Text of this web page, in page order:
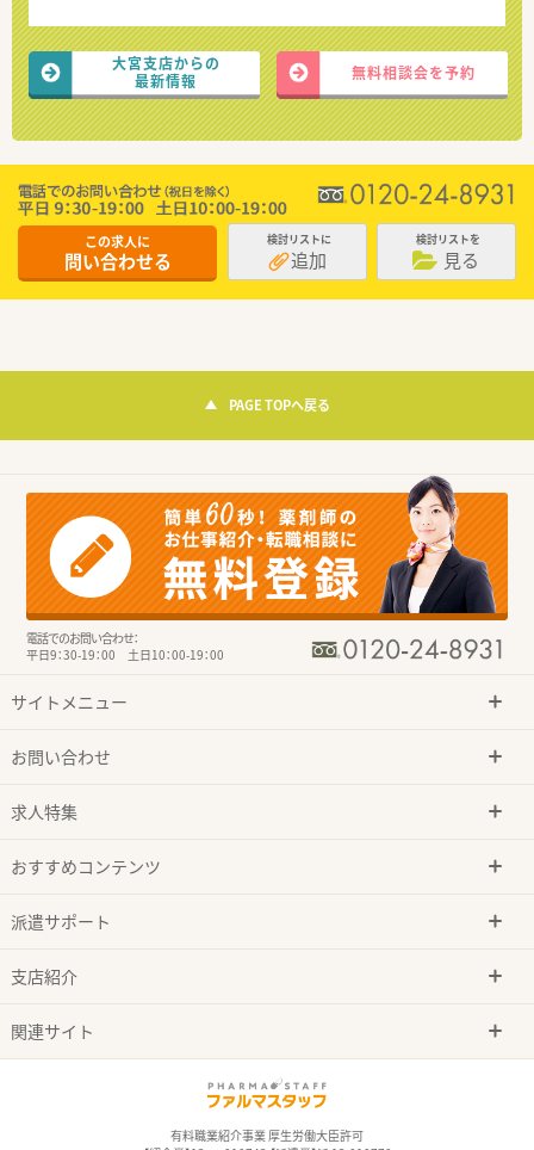
大宮支店からの
最新情報
無料相談会を予約
この求人に
問い合わせる
検討リストに
追加
検討リストを
見る
PAGE TOPへ戻る
電話でのお問い合わせ：
平日9：30-19：00 土日10：00-19：00
サイトメニュー
お問い合わせ
求人特集
おすすめコンテンツ
派遣サポート
支店紹介
関連サイト
有料職業紹介事業 厚生労働大臣許可